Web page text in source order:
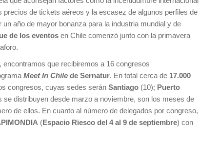
de tickets aéreos y la escasez de algunos perfiles de
año de mayor bonanza para la industria mundial y de
de los eventos en Chile comenzó junto con la primavera
que recibiremos a 16 congresos
Meet In Chile de Sernatur. En total cerca de 17.000
congresos, cuyas sedes serán Santiago (10); Puerto
se distribuyen desde marzo a noviembre, son los meses de
de ellos. En cuanto al número de delegados por congreso,
(Espacio Riesco del 4 al 9 de septiembre) con